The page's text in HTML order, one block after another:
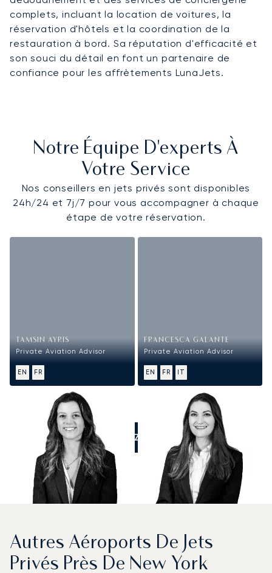
complets, incluant la location de voitures, la
réservation d'hôtels et la coordination de la
restauration à bord. Sa réputation d'efficacité et
son souci du détail en font un partenaire de
confiance pour les affrètements LunaJets.
Notre Équipe D'experts À
Votre Service
Nos conseillers en jets privés sont disponibles
24h/24 et 7j/7 pour vous accompagner à chaque
étape de votre réservation.
TAMSIN AYRIS
Private Aviation Advisor
EN FR
FRANCESCA GALANTE
Private Aviation Advisor
EN FR IT
APPELEZ-NOUS
Autres Aéroports De Jets
Privés Près De New York